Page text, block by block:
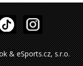
& eSports.cz, s.r.o.